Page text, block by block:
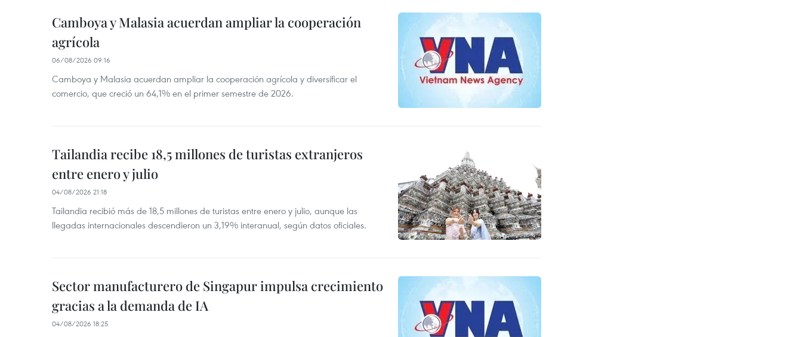
Camboya y Malasia acuerdan ampliar la cooperación
agrícola
06/08/2026 09:16
Camboya y Malasia acuerdan ampliar la cooperación agrícola y diversificar el
comercio, que creció un 64,1% en el primer semestre de 2026.
Tailandia recibe 18,5 millones de turistas extranjeros
entre enero y julio
04/08/2026 21:18
Tailandia recibió más de 18,5 millones de turistas entre enero y julio, aunque las
llegadas internacionales descendieron un 3,19% interanual, según datos oficiales.
Sector manufacturero de Singapur impulsa crecimiento
gracias a la demanda de IA
04/08/2026 18:25